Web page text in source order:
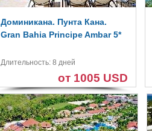
Доминикана. Пунта Кана.
Gran Bahia Principe Ambar 5*
Длительность: 8 дней
от 1005 USD